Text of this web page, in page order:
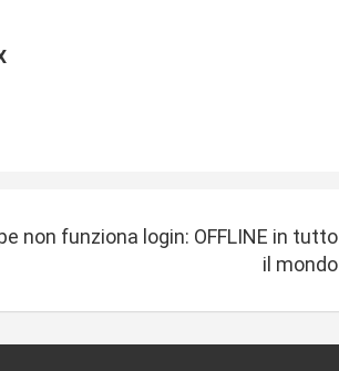
non funziona login: OFFLINE in tutto
il mondo